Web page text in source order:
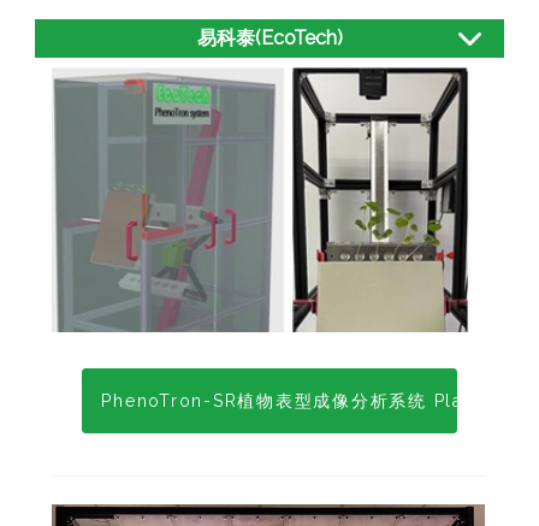
易科泰(EcoTech)
PhenoTron-SR植物表型成像分析系统 Plant